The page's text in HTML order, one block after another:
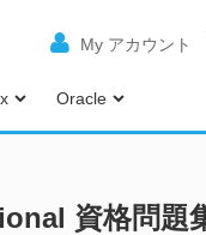
My アカウント
Oracle
資格問題